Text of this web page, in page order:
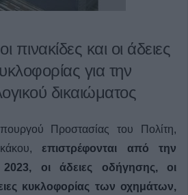
πινακίδες και οι άδειες
για την
δικαιώματος
Προστασίας του Πολίτη,
επιστρέφονται από την
οι άδειες οδήγησης, οι
κυκλοφορίας των οχημάτων,